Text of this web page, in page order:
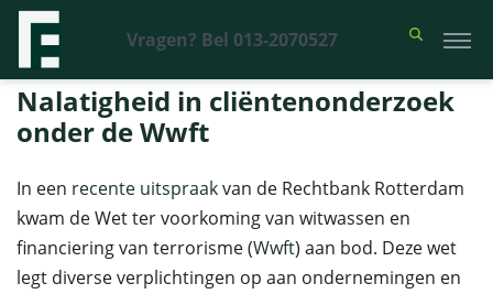
Vragen? Bel 013-2070527
Financieel Recht Advocaten >Uitspraken>Nalatigheid in
cliëntenonderzoek onder de Wwft
Nalatigheid in cliëntenonderzoek
onder de Wwft
In een recente uitspraakvan de Rechtbank Rotterdam
kwam de Wet ter voorkoming van witwassen en
financiering van terrorisme (Wwft) aan bod. Deze wet
legt diverse verplichtingen op aan ondernemingen en